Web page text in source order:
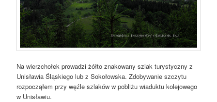
Na wierzchołek prowadzi żółto znakowany szlak turystyczny z
Unisławia Śląskiego lub z Sokołowska. Zdobywanie szczytu
rozpocząłem przy węźle szlaków w pobliżu wiaduktu kolejowego
w Unisławiu.